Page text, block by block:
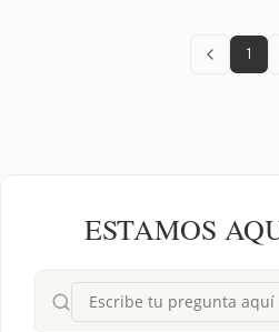
1
ESTAMOS